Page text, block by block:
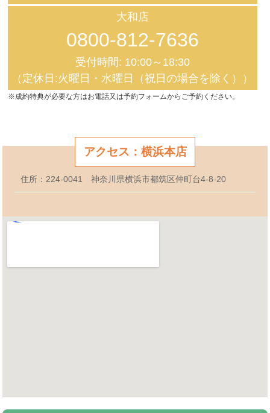
大和店
0800-812-7636
受付時間: 10:00～18:30
（定休日:火曜日・水曜日（祝日の場合を除く））
※成約特典が必要な方はお電話又は予約フォームからご予約ください。
アクセス：横浜本店
住所：224-0041 神奈川県横浜市都筑区仲町台4-8-20